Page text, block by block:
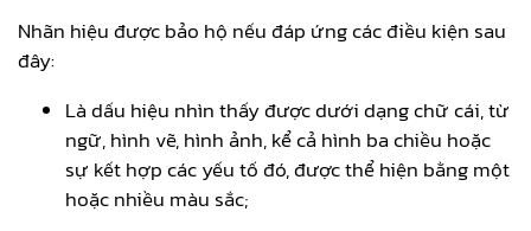
Nhãn hiệu được bảo hộ nếu đáp ứng các điều kiện sau
đây:
Là dấu hiệu nhìn thấy được dưới dạng chữ cái, từ
ngữ, hình vẽ, hình ảnh, kể cả hình ba chiều hoặc
sự kết hợp các yếu tố đó, được thể hiện bằng một
hoặc nhiều màu sắc;